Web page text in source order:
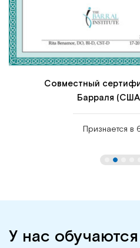
Совместный
Барраля
Признается в
У нас